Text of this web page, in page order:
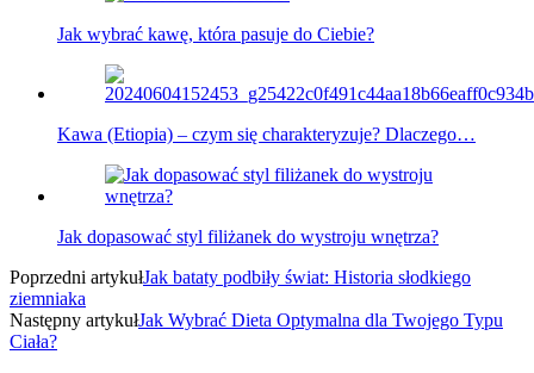
Jak wybrać kawę, która pasuje do Ciebie?
Kawa (Etiopia) – czym się charakteryzuje? Dlaczego…
Jak dopasować styl filiżanek do wystroju wnętrza?
Poprzedni artykułJak bataty podbiły świat: Historia słodkiego
ziemniaka
Następny artykułJak Wybrać Dieta Optymalna dla Twojego Typu
Ciała?